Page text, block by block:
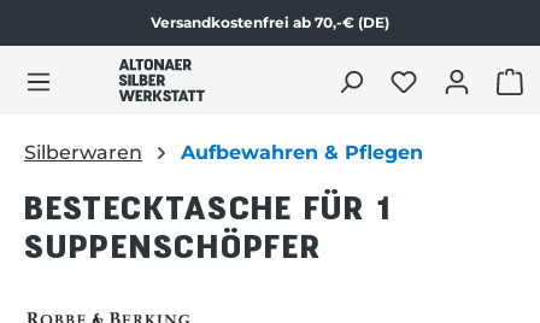
Zum Produktinhalt springen
Versandkostenfrei ab 70,-€ (DE)
Silberwaren Aufbewahren & Pflegen
BESTECKTASCHE FÜR 1
SUPPENSCHÖPFER